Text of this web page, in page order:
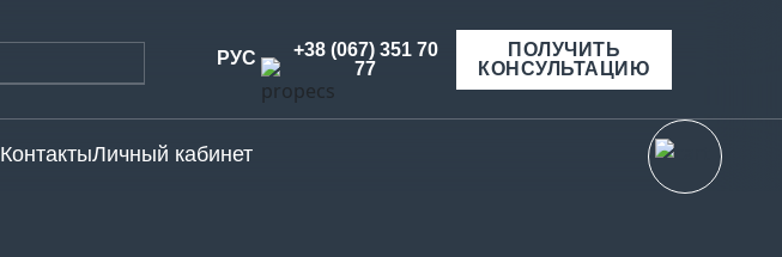
ПОЛУЧИТЬ
КОНСУЛЬТАЦИЮ
+38 (067) 351 70
77
РУС
КонтактыЛичный кабинет